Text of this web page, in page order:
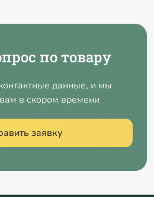
по товару
данные, и мы
в скором времени
заявку